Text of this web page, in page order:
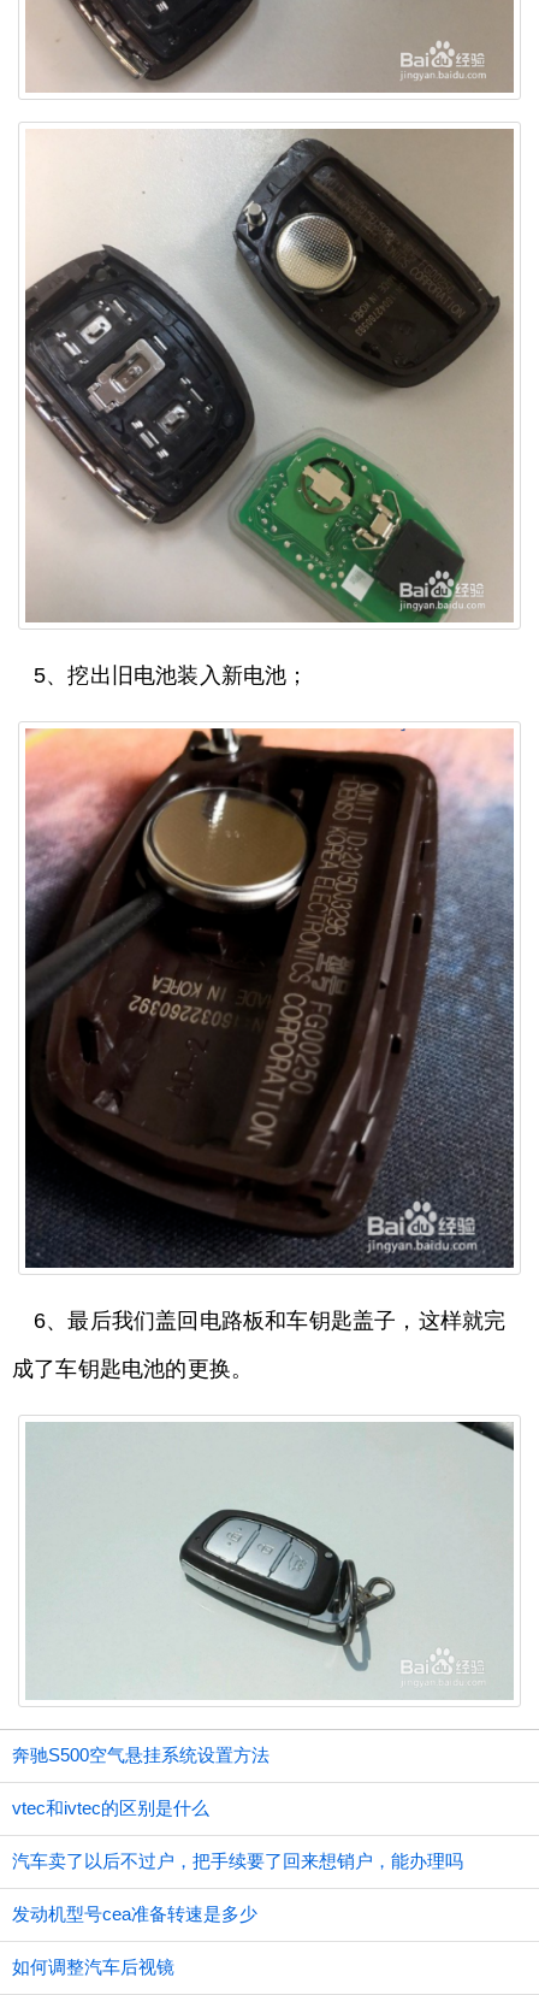
5、挖出旧电池装入新电池；
6、最后我们盖回电路板和车钥匙盖子，这样就完
成了车钥匙电池的更换。
奔驰S500空气悬挂系统设置方法
vtec和ivtec的区别是什么
汽车卖了以后不过户，把手续要了回来想销户，能办理吗
发动机型号cea准备转速是多少
如何调整汽车后视镜